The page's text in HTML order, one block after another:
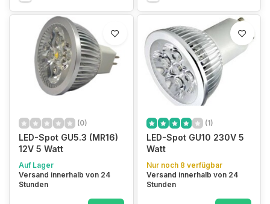
(0)
LED-Spot GU5.3 (MR16)
12V 5 Watt
Auf Lager
Versand innerhalb von 24
Stunden
(1)
LED-Spot GU10 230V 5
Watt
Nur noch 8 verfügbar
Versand innerhalb von 24
Stunden